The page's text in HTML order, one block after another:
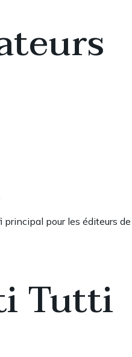
pour les éditeurs de
Tutti